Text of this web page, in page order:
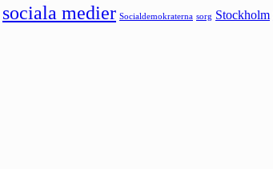
sociala medier Socialdemokraterna sorg Stockholm